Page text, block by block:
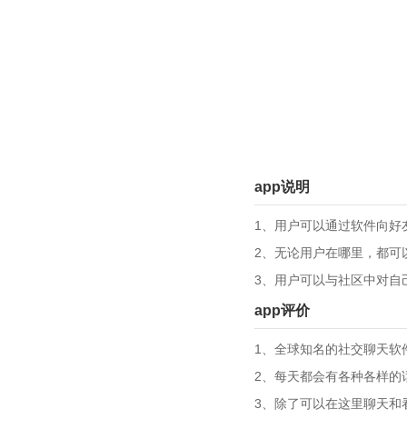
app说明
1、用户可以通过软件向
2、无论用户在哪里，都
3、用户可以与社区中对自
app评价
1、全球知名的社交聊天
2、每天都会有各种各样
3、除了可以在这里聊天和